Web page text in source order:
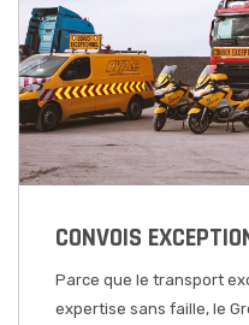
CONVOIS
Parce que le transport
expertise sans faille, le